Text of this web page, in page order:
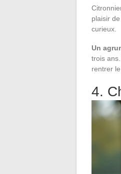
plaisir
curieux.
Un
trois
rentrer le
4.